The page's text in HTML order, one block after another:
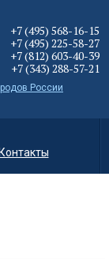
+7 (495) 568-16-15
+7 (495) 225-58-27
+7 (812) 603-40-39
+7 (343) 288-57-21
России
Контакты